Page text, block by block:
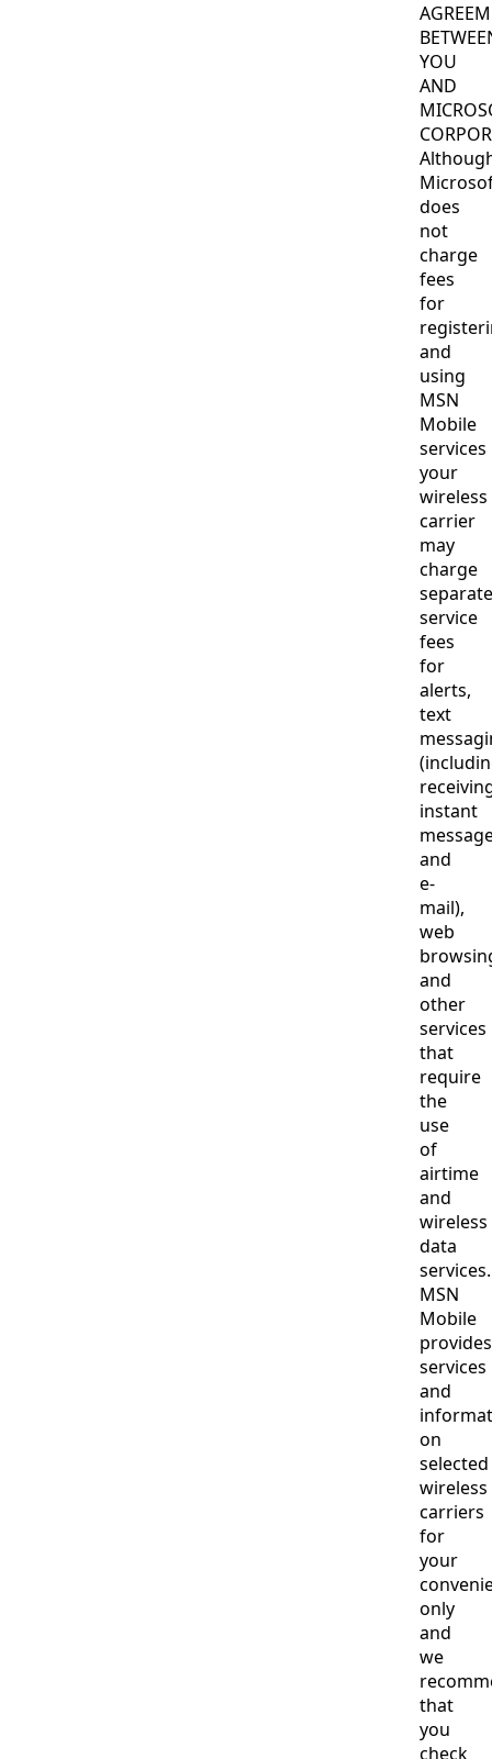
YOU
AND
does
not
charge
fees
for
and
using
MSN
Mobile
services
your
wireless
carrier
may
charge
separate
service
fees
for
alerts,
text
instant
and
e-
mail),
web
and
other
services
that
require
the
use
of
airtime
and
wireless
data
services.
MSN
Mobile
provides
services
and
on
selected
wireless
carriers
for
your
only
and
we
that
you
check